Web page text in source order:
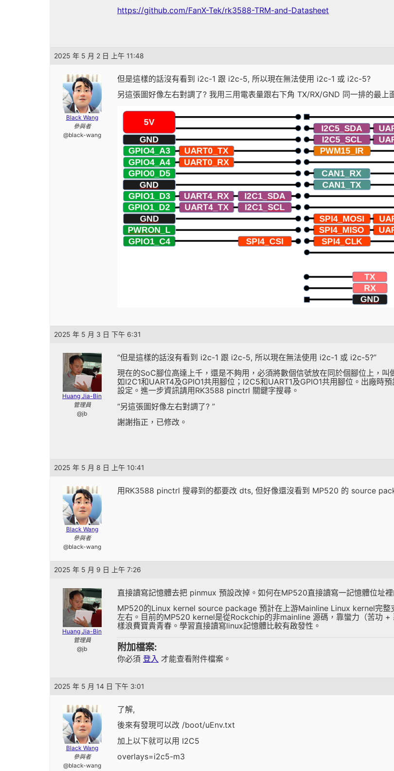
https://github.com/FanX-Tek/rk3588-TRM-and-Datasheet
2025 年 5 月 2 日 上午 11:48
Black Wang
參與者
@black-wang
但是這樣的話沒有看到 i2c-1 跟 i2c-5, 所以現在無法使用 i2c-1 或 i2c-5?
另這張圖好像左右對調了? 我用三用電表量跟右下角 TX/RX/GND 同一排的最上
2025 年 5 月 3 日 下午 6:31
Huang Jia-Bin
管理員
@jb
“但是這樣的話沒有看到 i2c-1 跟 i2c-5, 所以現在無法使用 i2c-1 或 i2c-5?”
現在的SoC腳位高達上千，還是不夠用，必須將數個信號放在同於個腳位上，
如I2C1和UART4及GPIO1共用腳位；I2C5和UART1及GPIO1共用腳位。出廠時
設定。進一步資訊請用RK3588 pinctrl 關鍵字搜尋。
“另這張圖好像左右對調了? ”
謝謝指正，已修改。
2025 年 5 月 8 日 上午 10:41
Black Wang
參與者
@black-wang
用RK3588 pinctrl 搜尋到的都要改 dts, 但好像還沒看到 MP520 的 source
2025 年 5 月 9 日 上午 7:26
Huang Jia-Bin
管理員
@jb
直接讀寫記憶體去把 pinmux 預設改掉。如何在MP520直接讀寫一記憶體位址
MP520的Linux kernel source package 預計在上游Mainline Linux kernel完整
左右。目前的MP520 kernel是從Rockchip的非mainline 源碼，靠蠻力（苦功
樣浪費寶貴青春。學習直接讀寫linux記憶體比較有啟發性。
附加檔案:
你必須 登入 才能查看附件檔案。
2025 年 5 月 14 日 下午 3:01
Black Wang
參與者
@black-wang
了解,
後來有發現可以改 /boot/uEnv.txt
加上以下就可以用 I2C5
overlays=i2c5-m3